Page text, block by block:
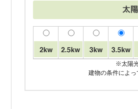
※太陽
建物の条件によ